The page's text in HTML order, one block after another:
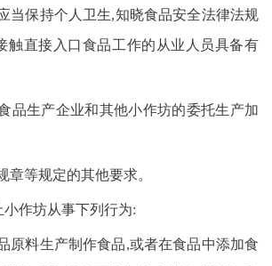
当保持个人卫生,知晓食品安全法律法规
触直接入口食品工作的从业人员具备有
品生产企业和其他小作坊的委托生产加
章等规定的其他要求。
作坊从事下列行为:
原料生产制作食品,或者在食品中添加食